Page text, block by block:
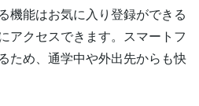
機能はお気に入り登録ができる
アクセスできます。スマートフ
ため、通学中や外出先からも快